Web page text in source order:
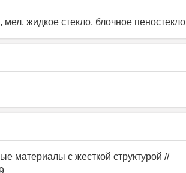
жидкое стекло, блочное пеностекло
материалы с жесткой структурой //